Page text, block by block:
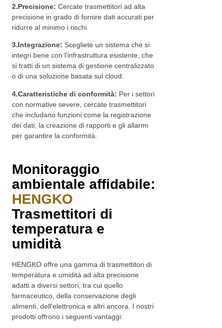
2.Precisione: Cercate trasmettitori ad alta
precisione in grado di fornire dati accurati per
ridurre al minimo i rischi.
3.Integrazione: Scegliete un sistema che si
integri bene con l'infrastruttura esistente, che
si tratti di un sistema di gestione centralizzato
o di una soluzione basata sul cloud.
4.Caratteristiche di conformità: Per i settori
con normative severe, cercate trasmettitori
che includano funzioni come la registrazione
dei dati, la creazione di rapporti e gli allarmi
per garantire la conformità.
Monitoraggio
ambientale affidabile:
HENGKO
Trasmettitori di
temperatura e
umidità
HENGKO offre una gamma di trasmettitori di
temperatura e umidità ad alta precisione
adatti a diversi settori, tra cui quello
farmaceutico, della conservazione degli
alimenti, dell'elettronica e altri ancora. I nostri
prodotti offrono i seguenti vantaggi: